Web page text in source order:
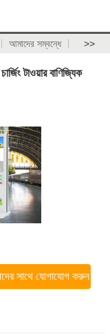
আমাদের সম্বন্ধে >>
টাওয়ার বাণিজ্যিক
সাথে যোগাযোগ করুন